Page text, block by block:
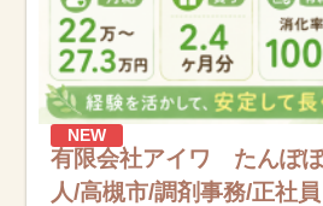
就職サポート
人材をお探しの医療機関・企業様
運営会社
NEW
有限会社アイワ たんぽ
人/高槻市/調剤事務/正社員